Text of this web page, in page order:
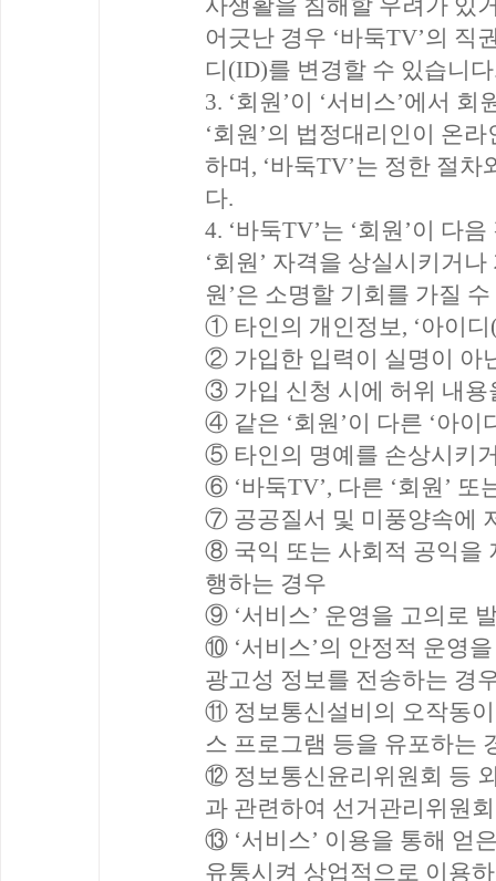
사생활을 침해할 우려가 있
어긋난 경우 ‘바둑TV’의 직
디(ID)를 변경할 수 있습니
3. ‘회원’이 ‘서비스’에서
‘회원’의 법정대리인이 온
하며, ‘바둑TV’는 정한 절
다.
4. ‘바둑TV’는 ‘회원’이 다
‘회원’ 자격을 상실시키거
원’은 소명할 기회를 가질
① 타인의 개인정보, ‘아이디
② 가입한 입력이 실명이 아
③ 가입 신청 시에 허위 내용
④ 같은 ‘회원’이 다른 ‘아이
⑤ 타인의 명예를 손상시키
⑥ ‘바둑TV’, 다른 ‘회원’
⑦ 공공질서 및 미풍양속에
⑧ 국익 또는 사회적 공익을
행하는 경우
⑨ ‘서비스’ 운영을 고의로
⑩ ‘서비스’의 안정적 운영
광고성 정보를 전송하는 경
⑪ 정보통신설비의 오작동
스 프로그램 등을 유포하는
⑫ 정보통신윤리위원회 등
과 관련하여 선거관리위원
⑬ ‘서비스’ 이용을 통해 얻
유통시켜 상업적으로 이용